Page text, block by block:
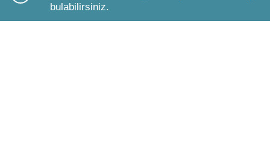
Bottom Search Toolbar Highlight Text
bulabilirsiniz.